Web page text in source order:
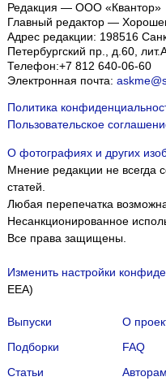
Редакция — ООО «Квантор»
Главный редактор —
Адрес редакции: 198516
Петербургский пр., д.60,
Телефон:+7 812 640-06-60
Электронная почта:
Политика
Пользовательское
О фотографиях и других
Мнение редакции не всегда
статей.
Любая перепечатка
Несанкционированное
Все права защищены.
Изменить настройки
EEA)
Выпуски
Подборки
Статьи
О
FAQ
Авторам